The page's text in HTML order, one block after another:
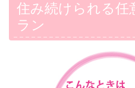
住み続けられる任
ラン